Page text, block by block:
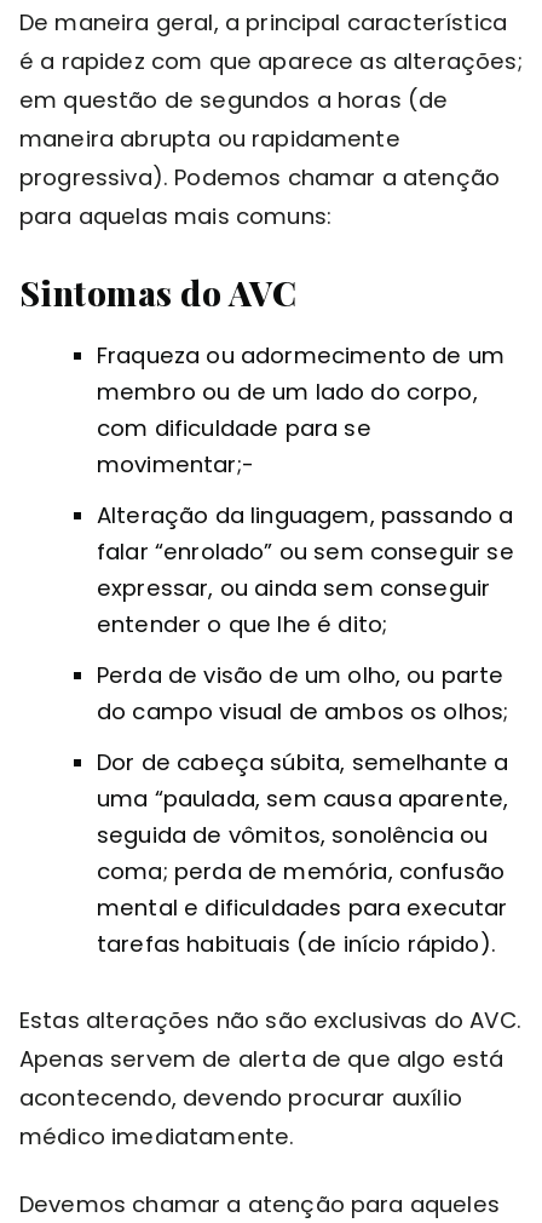
De maneira geral, a principal característica
é a rapidez com que aparece as alterações;
em questão de segundos a horas (de
maneira abrupta ou rapidamente
progressiva). Podemos chamar a atenção
para aquelas mais comuns:
Sintomas do AVC
Fraqueza ou adormecimento de um
membro ou de um lado do corpo,
com dificuldade para se
movimentar;-
Alteração da linguagem, passando a
falar “enrolado” ou sem conseguir se
expressar, ou ainda sem conseguir
entender o que lhe é dito;
Perda de visão de um olho, ou parte
do campo visual de ambos os olhos;
Dor de cabeça súbita, semelhante a
uma “paulada, sem causa aparente,
seguida de vômitos, sonolência ou
coma; perda de memória, confusão
mental e dificuldades para executar
tarefas habituais (de início rápido).
Estas alterações não são exclusivas do AVC.
Apenas servem de alerta de que algo está
acontecendo, devendo procurar auxílio
médico imediatamente.
Devemos chamar a atenção para aqueles